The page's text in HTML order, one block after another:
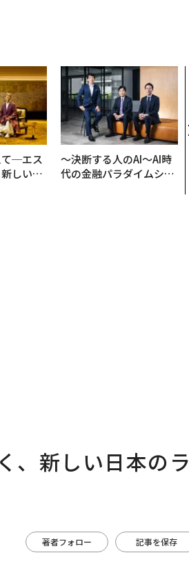
て─エス
しい日
〜決断する人のAI〜AI時
代の金融パラダイムシフ
、新しい日本のラ
著者フォロー 記事を保存